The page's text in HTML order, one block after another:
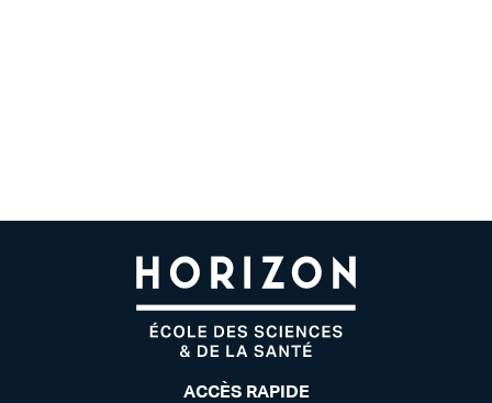
ACCÈS RAPIDE